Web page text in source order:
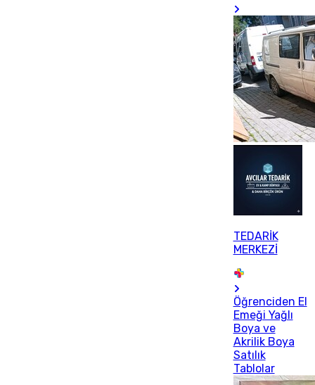
TEDARİK
MERKEZİ
Öğrenciden El
Emeği Yağlı
Boya ve
Akrilik Boya
Satılık
Tablolar